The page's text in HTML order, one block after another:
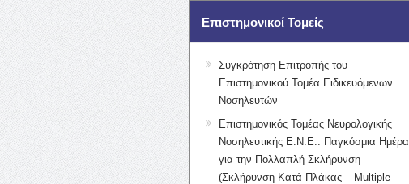
Επιστημονικοί Τομείς
Συγκρότηση Επιτροπής του
Επιστημονικού Τομέα Ειδικευόμενων
Νοσηλευτών
Επιστημονικός Τομέας Νευρολογικής
Νοσηλευτικής Ε.Ν.Ε.: Παγκόσμια Ημέρα
για την Πολλαπλή Σκλήρυνση
(Σκλήρυνση Κατά Πλάκας – Multiple